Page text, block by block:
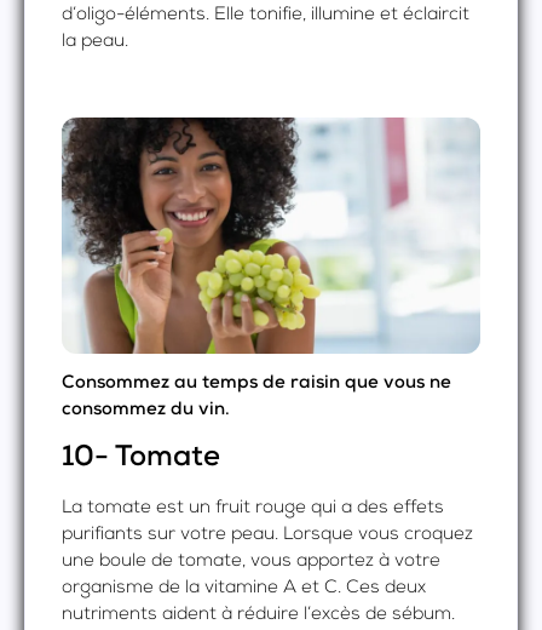
d’oligo-éléments. Elle tonifie, illumine et éclaircit
la peau.
Consommez au temps de raisin que vous ne
consommez du vin.
10- Tomate
La tomate est un fruit rouge qui a des effets
purifiants sur votre peau. Lorsque vous croquez
une boule de tomate, vous apportez à votre
organisme de la vitamine A et C. Ces deux
nutriments aident à réduire l’excès de sébum.